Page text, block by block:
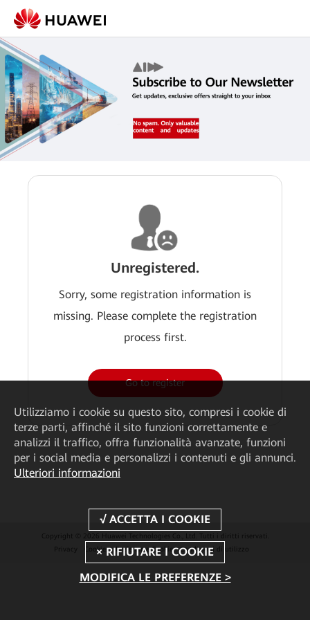
Unregistered.
Sorry, some registration information is
missing. Please complete the registration
process first.
Go to register
Copyright © 2026 Huawei Technologies Co., Ltd. Tutti i diritti riservati.
Privacy
Cookies Preferenze Cookie Condizioni di utilizzo
Utilizziamo i cookie su questo sito, compresi i cookie di
terze parti, affinché il sito funzioni correttamente e
analizzi il traffico, offra funzionalità avanzate, funzioni
per i social media e personalizzi i contenuti e gli annunci.
Ulteriori informazioni
MODIFICA LE PREFERENZE >